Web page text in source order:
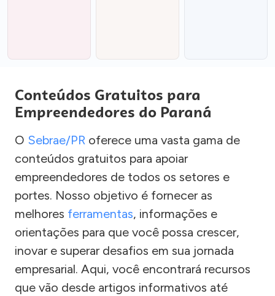
Conteúdos Gratuitos para
Empreendedores do Paraná
O Sebrae/PR oferece uma vasta gama de
conteúdos gratuitos para apoiar
empreendedores de todos os setores e
portes. Nosso objetivo é fornecer as
melhores ferramentas, informações e
orientações para que você possa crescer,
inovar e superar desafios em sua jornada
empresarial. Aqui, você encontrará recursos
que vão desde artigos informativos até